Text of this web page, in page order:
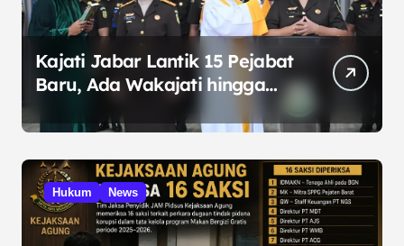
Kajati Jabar Lantik 15 Pejabat
Baru, Ada Wakajati hingga
Hukum News